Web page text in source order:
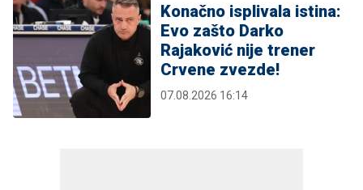
Konačno isplivala istina:
Evo zašto Darko
Rajaković nije trener
Crvene zvezde!
07.08.2026 16:14